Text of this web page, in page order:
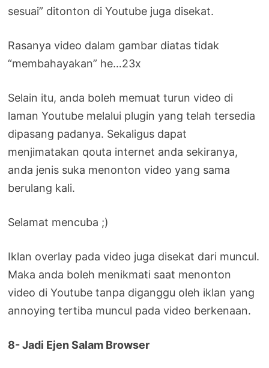
sesuai” ditonton di Youtube juga disekat.
Rasanya video dalam gambar diatas tidak
“membahayakan” he…23x
Selain itu, anda boleh memuat turun video di
laman Youtube melalui plugin yang telah tersedia
dipasang padanya. Sekaligus dapat
menjimatakan qouta internet anda sekiranya,
anda jenis suka menonton video yang sama
berulang kali.
Selamat mencuba ;)
Iklan overlay pada video juga disekat dari muncul.
Maka anda boleh menikmati saat menonton
video di Youtube tanpa diganggu oleh iklan yang
annoying tertiba muncul pada video berkenaan.
8- Jadi Ejen Salam Browser